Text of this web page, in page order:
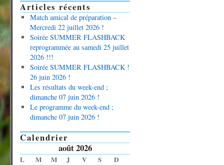
Articles récents
Match amical de préparation –
Mercredi 22 juillet 2026 !
Soirée SUMMER FLASHBACK
reprogrammée au samedi 25 juillet
2026 !!!
Soirée SUMMER FLASHBACK !
26 juin 2026 !
Les résultats du week-end ;
dimanche 07 juin 2026 !
Le programme du week-end ;
dimanche 07 juin 2026 !
Calendrier
août 2026
L M M J V S D